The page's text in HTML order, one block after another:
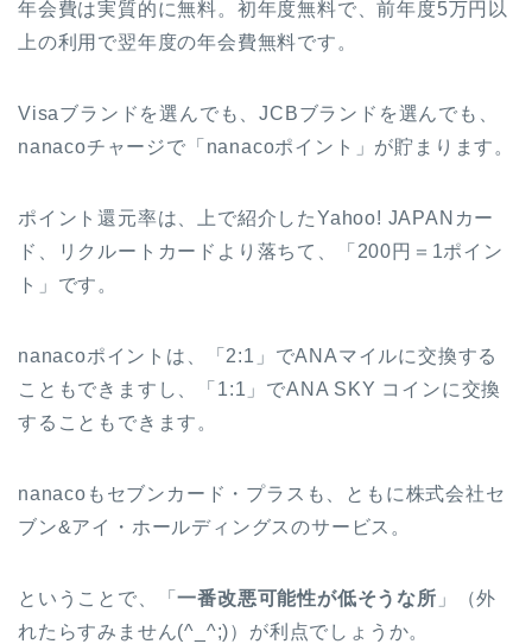
年会費は実質的に無料。初年度無料で、前年度5万円以
上の利用で翌年度の年会費無料です。
Visaブランドを選んでも、JCBブランドを選んでも、
nanacoチャージで「nanacoポイント」が貯まります。
ポイント還元率は、上で紹介したYahoo! JAPANカー
ド、リクルートカードより落ちて、「200円＝1ポイン
ト」です。
nanacoポイントは、「2:1」でANAマイルに交換する
こともできますし、「1:1」でANA SKY コインに交換
することもできます。
nanacoもセブンカード・プラスも、ともに株式会社セ
ブン&アイ・ホールディングスのサービス。
ということで、「一番改悪可能性が低そうな所 」（外
れたらすみません(^_^;)）が利点でしょうか。